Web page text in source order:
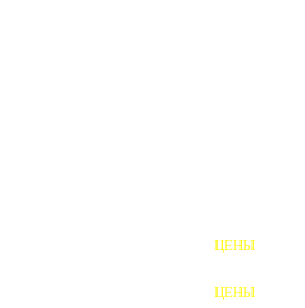
ЦЕНЫ
ЦЕНЫ
ШАЙБЫ ФУНДАМЕНТНЫЕ